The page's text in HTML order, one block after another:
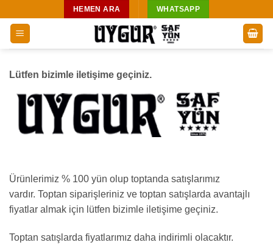
atla
HEMEN ARA WHATSAPP
Lütfen bizimle iletişime geçiniz.
Ürünlerimiz % 100 yün olup toptanda satışlarımız
vardır. Toptan siparişleriniz ve toptan satışlarda avantajlı
fiyatlar almak için lütfen bizimle iletişime geçiniz.
Toptan satışlarda fiyatlarımız daha indirimli olacaktır.